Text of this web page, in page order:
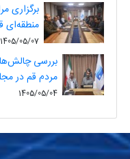
برگزاری
منطقه‌ای
1405/05/07
بررسی
مردم قم در
1405/05/04